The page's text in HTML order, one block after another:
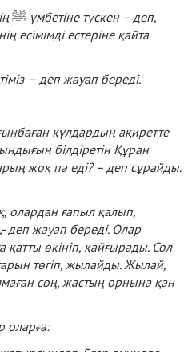
үмбетіне түскен – деп,
есімімді естеріне қайта
— деп жауап береді.
құлдардың ақиретте
білдіретін Құран
жоқ па еді? – деп сұрайды.
олардан ғапыл қалып,
деп жауап береді. Олар
қатты өкініп, қайғырады. Сол
төгіп, жылайды. Жылай,
соң, жастың орнына қан
оларға: